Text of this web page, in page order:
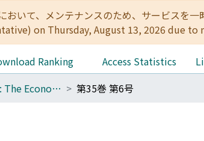
おいて、メンテナンスのため、サービス
on Thursday, August 13, 2026 due to
Ranking Access Statistics
Keizai-ronsō : The Economic Review 第35巻 第6号